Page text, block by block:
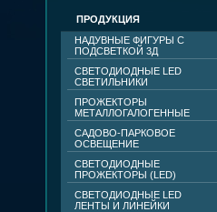
ПРОДУКЦИЯ
НАДУВНЫЕ ФИГУРЫ С
ПОДСВЕТКОЙ 3Д
СВЕТОДИОДНЫЕ LED
СВЕТИЛЬНИКИ
ПРОЖЕКТОРЫ
МЕТАЛЛОГАЛОГЕННЫЕ
САДОВО-ПАРКОВОЕ
ОСВЕЩЕНИЕ
СВЕТОДИОДНЫЕ
ПРОЖЕКТОРЫ (LED)
СВЕТОДИОДНЫЕ LED
ЛЕНТЫ И ЛИНЕЙКИ